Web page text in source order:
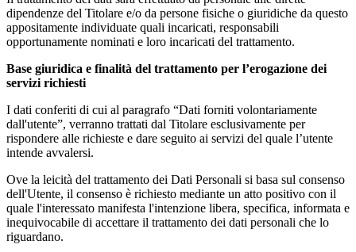
dipendenze del Titolare e/o da persone fisiche o giuridiche da questo
appositamente individuate quali incaricati, responsabili
opportunamente nominati e loro incaricati del trattamento.
Base giuridica e finalità del trattamento per l’erogazione dei
servizi richiesti
I dati conferiti di cui al paragrafo “Dati forniti volontariamente
dall'utente”, verranno trattati dal Titolare esclusivamente per
rispondere alle richieste e dare seguito ai servizi del quale l’utente
intende avvalersi.
Ove la leicità del trattamento dei Dati Personali si basa sul consenso
dell'Utente, il consenso è richiesto mediante un atto positivo con il
quale l'interessato manifesta l'intenzione libera, specifica, informata e
inequivocabile di accettare il trattamento dei dati personali che lo
riguardano.